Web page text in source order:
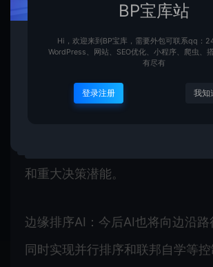
AI：今后，AI控制技术将与VR/
他控制崇天，与此同时实现更先进
应用领域情景。面向全国匮乏统计
随著统计网络管理意识的日益增强
和重大决策潜能。
边缘排序AI：今后AI也将向边沿
同时实现并行排序和联邦自学等
BP宝库站
Hi，欢迎来到BP宝库，需要外包可联系qq：
WordPress、网站、SEO优化、小程序、爬虫、
有尽有
登录注册 我知